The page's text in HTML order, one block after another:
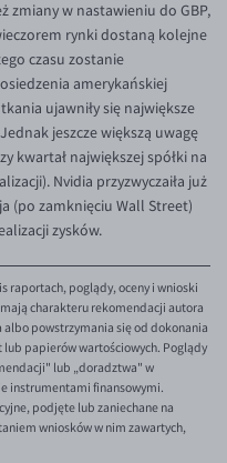
zmiany w nastawieniu do GBP,
rynki dostaną kolejne
czasu zostanie
amerykańskiej
ujawniły się największe
jeszcze większą uwagę
kwartał największej spółki na
Nvidia przyzwyczaiła już
(po zamknięciu Wall Street)
zysków.
raportach, poglądy, oceny i wnioski
charakteru rekomendacji autora
powstrzymania się od dokonania
papierów wartościowych. Poglądy
lub „doradztwa" w
instrumentami finansowymi.
podjęte lub zaniechane na
wniosków w nim zawartych,